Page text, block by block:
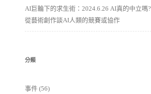
AI巨輪下的求生術：2024.6.26 AI真的中立嗎?
從藝術創作談AI人類的競賽或協作
分類
事件 (56)